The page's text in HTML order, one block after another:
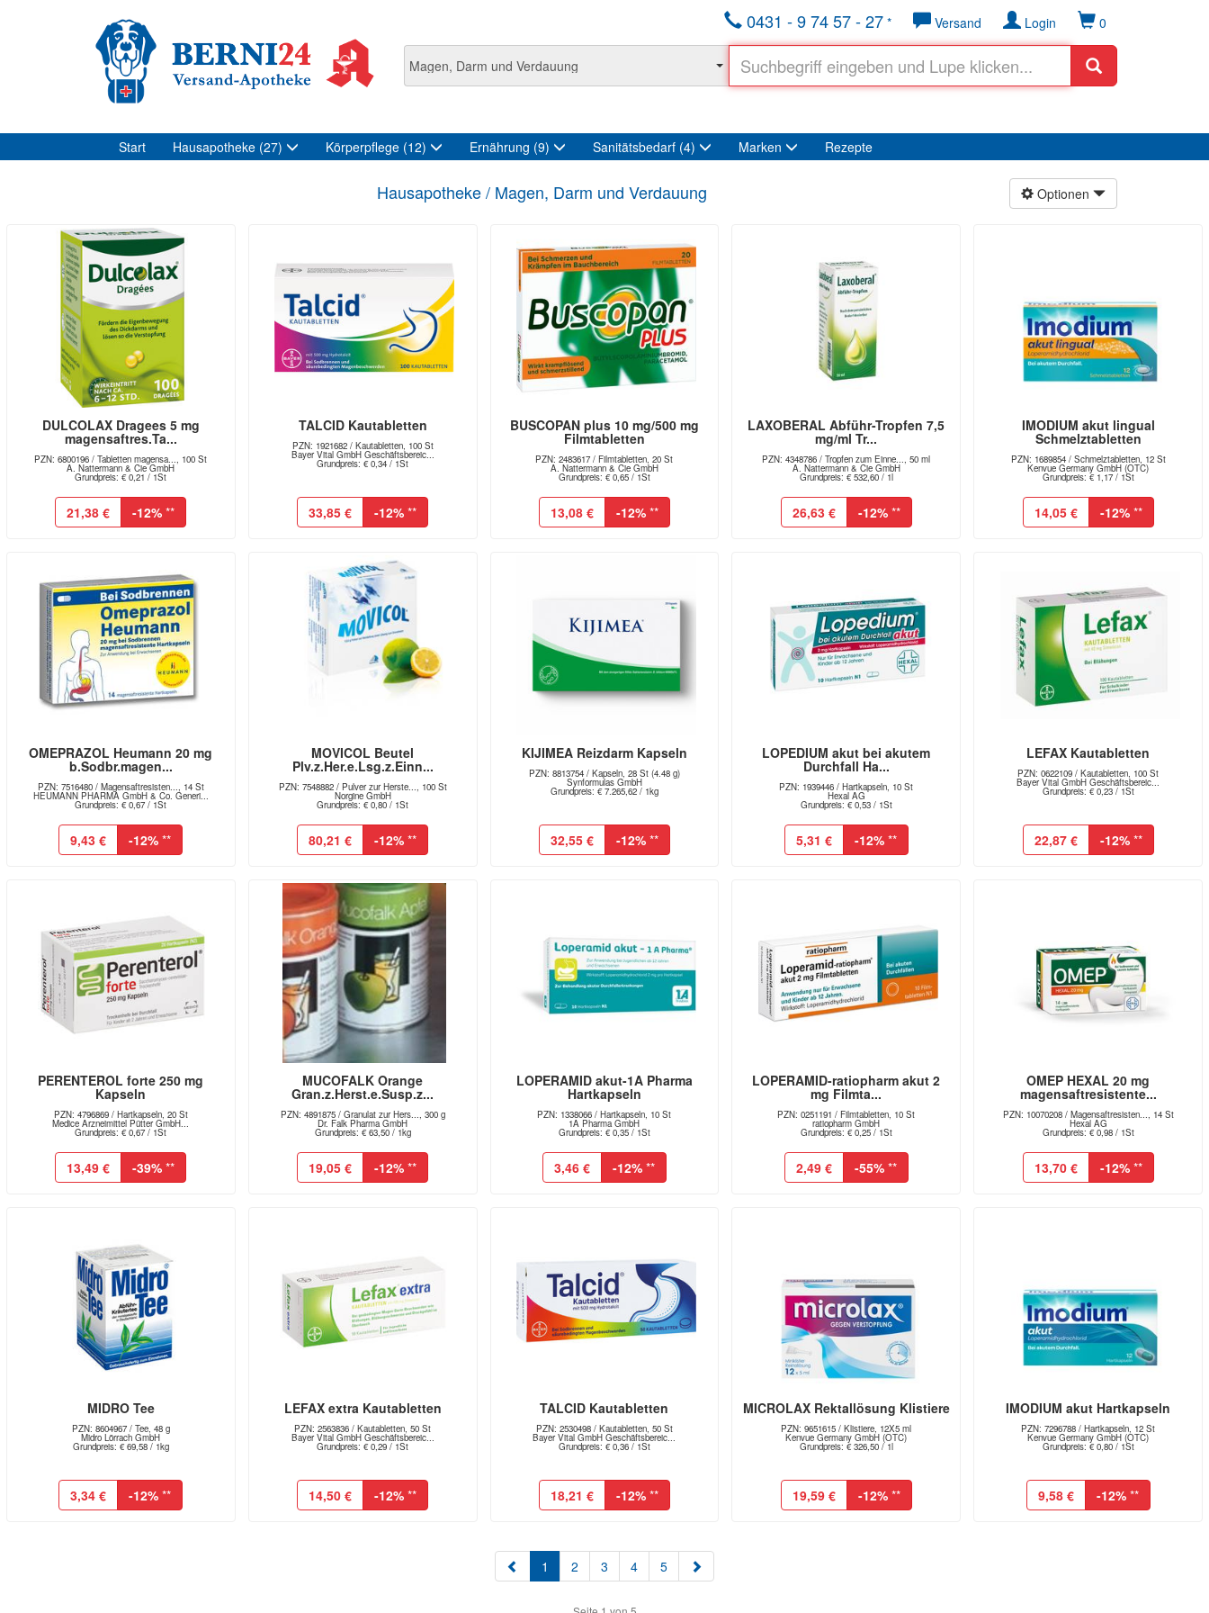
0
Login
Versand
0431 - 9 74 57 - 27 *
Start Hausapotheke (27) Körperpflege (12) Ernährung (9) Sanitätsbedarf (4) Marken Rezepte
Optionen
Hausapotheke / Magen, Darm und Verdauung
DULCOLAX Dragees 5 mg
magensaftres.Ta...
PZN: 6800196 / Tabletten magensa..., 100 St
A. Nattermann & Cie GmbH
Grundpreis: € 0,21 / 1St
21,38 € -12% **
TALCID Kautabletten
PZN: 1921682 / Kautabletten, 100 St
Bayer Vital GmbH Geschäftsbereic...
Grundpreis: € 0,34 / 1St
33,85 € -12% **
BUSCOPAN plus 10 mg/500 mg
Filmtabletten
PZN: 2483617 / Filmtabletten, 20 St
A. Nattermann & Cie GmbH
Grundpreis: € 0,65 / 1St
13,08 € -12%**
LAXOBERAL Abführ-Tropfen 7,5
mg/ml Tr...
PZN: 4348786 / Tropfen zum Einne..., 50 ml
A. Nattermann & Cie GmbH
Grundpreis: € 532,60 / 1l
26,63 € -12%**
IMODIUM akut lingual
Schmelztabletten
PZN: 1689854 / Schmelztabletten, 12 St
Kenvue Germany GmbH (OTC)
Grundpreis: € 1,17 / 1St
14,05 € -12%**
OMEPRAZOL Heumann 20 mg
b.Sodbr.magen...
PZN: 7516480 / Magensaftresisten..., 14 St
HEUMANN PHARMA GmbH & Co. Generi...
Grundpreis: € 0,67 / 1St
9,43 € -12% **
MOVICOL Beutel
Plv.z.Her.e.Lsg.z.Einn...
PZN: 7548882 / Pulver zur Herste..., 100 St
Norgine GmbH
Grundpreis: € 0,80 / 1St
80,21 € -12% **
KIJIMEA Reizdarm Kapseln
PZN: 8813754 / Kapseln, 28 St (4.48 g)
Synformulas GmbH
Grundpreis: € 7.265,62 / 1kg
32,55 € -12%**
LOPEDIUM akut bei akutem
Durchfall Ha...
PZN: 1939446 / Hartkapseln, 10 St
Hexal AG
Grundpreis: € 0,53 / 1St
5,31 € -12%**
LEFAX Kautabletten
PZN: 0622109 / Kautabletten, 100 St
Bayer Vital GmbH Geschäftsbereic...
Grundpreis: € 0,23 / 1St
22,87 € -12%**
PERENTEROL forte 250 mg
Kapseln
PZN: 4796869 / Hartkapseln, 20 St
Medice Arzneimittel Pütter GmbH...
Grundpreis: € 0,67 / 1St
13,49 € -39% **
MUCOFALK Orange
Gran.z.Herst.e.Susp.z...
PZN: 4891875 / Granulat zur Hers..., 300 g
Dr. Falk Pharma GmbH
Grundpreis: € 63,50 / 1kg
19,05 € -12% **
LOPERAMID akut-1A Pharma
Hartkapseln
PZN: 1338066 / Hartkapseln, 10 St
1A Pharma GmbH
Grundpreis: € 0,35 / 1St
3,46 € -12%**
LOPERAMID-ratiopharm akut 2
mg Filmta...
PZN: 0251191 / Filmtabletten, 10 St
ratiopharm GmbH
Grundpreis: € 0,25 / 1St
2,49 € -55%**
OMEP HEXAL 20 mg
magensaftresistente...
PZN: 10070208 / Magensaftresisten..., 14 St
Hexal AG
Grundpreis: € 0,98 / 1St
13,70 € -12%**
MIDRO Tee
PZN: 8604967 / Tee, 48 g
Midro Lörrach GmbH
Grundpreis: € 69,58 / 1kg
3,34 € -12% **
LEFAX extra Kautabletten
PZN: 2563836 / Kautabletten, 50 St
Bayer Vital GmbH Geschäftsbereic...
Grundpreis: € 0,29 / 1St
14,50 € -12% **
TALCID Kautabletten
PZN: 2530498 / Kautabletten, 50 St
Bayer Vital GmbH Geschäftsbereic...
Grundpreis: € 0,36 / 1St
18,21 € -12%**
MICROLAX Rektallösung Klistiere
PZN: 9651615 / Klistiere, 12X5 ml
Kenvue Germany GmbH (OTC)
Grundpreis: € 326,50 / 1l
19,59 € -12%**
IMODIUM akut Hartkapseln
PZN: 7296788 / Hartkapseln, 12 St
Kenvue Germany GmbH (OTC)
Grundpreis: € 0,80 / 1St
9,58 € -12%**
1 (aktuell)
2 3 4 5